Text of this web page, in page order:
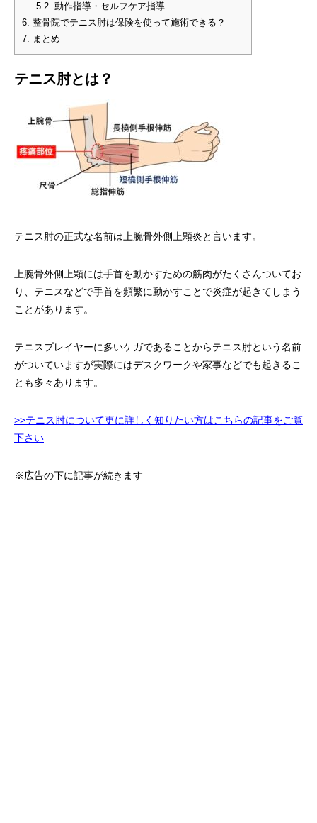
5.2. 動作指導・セルフケア指導
6. 整骨院でテニス肘は保険を使って施術できる？
7. まとめ
テニス肘とは？
テニス肘の正式な名前は上腕骨外側上顆炎と言います。
上腕骨外側上顆には手首を動かすための筋肉がたくさんついてお
り、テニスなどで手首を頻繁に動かすことで炎症が起きてしまう
ことがあります。
テニスプレイヤーに多いケガであることからテニス肘という名前
がついていますが実際にはデスクワークや家事などでも起きるこ
とも多々あります。
>>テニス肘について更に詳しく知りたい方はこちらの記事をご覧
下さい
※広告の下に記事が続きます